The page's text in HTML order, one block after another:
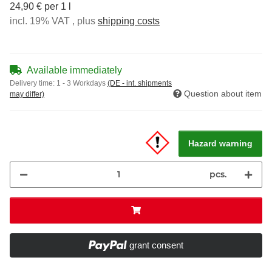
24,90 € per 1 l
incl. 19% VAT , plus shipping costs
Available immediately
Delivery time: 1 - 3 Workdays (DE - int. shipments
may differ)
Question about item
Hazard warning
pcs.
grant consent